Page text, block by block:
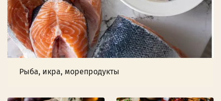
Рыба, икра, морепродукты